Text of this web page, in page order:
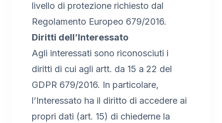
livello di protezione richiesto dal
Regolamento Europeo 679/2016.
Diritti dell’Interessato
Agli interessati sono riconosciuti i
diritti di cui agli artt. da 15 a 22 del
GDPR 679/2016. In particolare,
l’Interessato ha il diritto di accedere ai
propri dati (art. 15) di chiederne la